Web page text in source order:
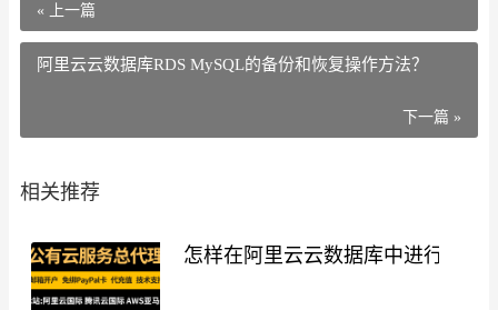
« 上一篇
阿里云云数据库RDS MySQL的备份和恢复操作方法？
下一篇 »
相关推荐
怎样在阿里云云数据库中进行数据